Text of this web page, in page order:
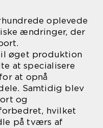
oplevede
ændringer, der
øget produktion
at specialisere
at opnå
Samtidig blev
og
hvilket
på tværs af